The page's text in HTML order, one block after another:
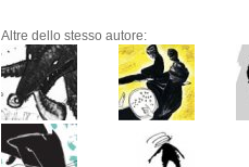
Altre dello stesso autore: